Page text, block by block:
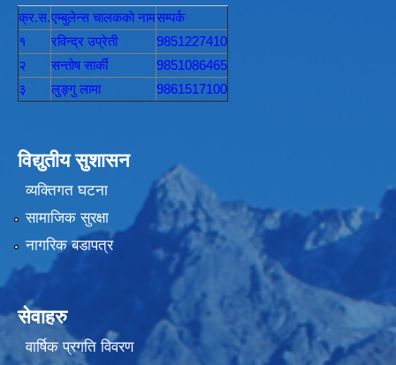
क्र.स.एम्बुलेन्स चालककाे नामसम्पर्क
१
रविन्द्र उप्रेती
9851227410
२
सन्तोष सार्की
9851086465
३
लुङ्गु लामा 9861517100
विद्युतीय सुशासन
व्यक्तिगत घटना
सामाजिक सुरक्षा
नागरिक बडापत्र
सेवाहरु
वार्षिक प्रगति विवरण